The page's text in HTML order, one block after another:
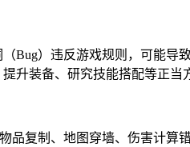
Bug）违反游戏规则，可能导
升装备、研究技能搭配等正当
复制、地图穿墙、伤害计算